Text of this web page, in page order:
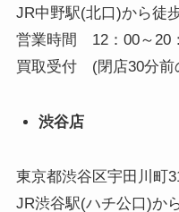
JR中野駅(北口)から徒
営業時間 12：00～20
買取受付 (閉店30分前
渋谷店
東京都渋谷区宇田川
JR渋谷駅(ハチ公口)か